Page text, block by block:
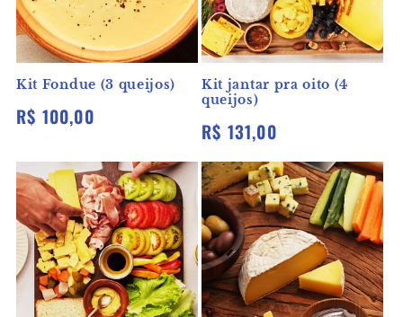
Kit Fondue (3 queijos)
Preço
R$ 100,00
Kit jantar pra oito (4
queijos)
Preço
normal
R$ 131,00